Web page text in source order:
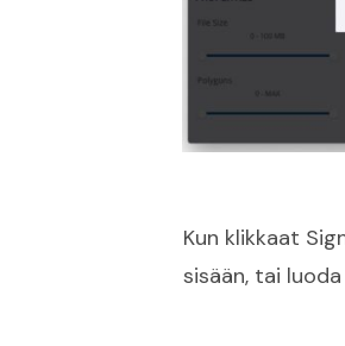
Kun klikkaat
sisään, tai